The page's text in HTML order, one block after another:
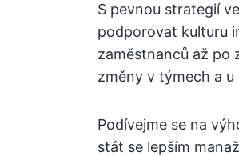
S pevnou strategií
podporovat kulturu
zaměstnanců až po
změny v týmech a u
Podívejme se na
stát se lepším